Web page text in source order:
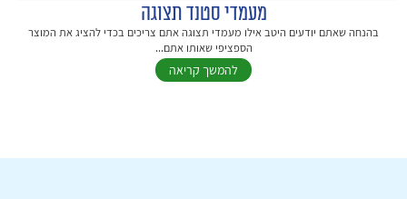
מעמדי סטנד תצוגה
בהנחה שאתם יודעים היטב אילו מעמדי תצוגה אתם צריכים בכדי להציג את המוצר
הספציפי שאותו אתם...
להמשך קריאה